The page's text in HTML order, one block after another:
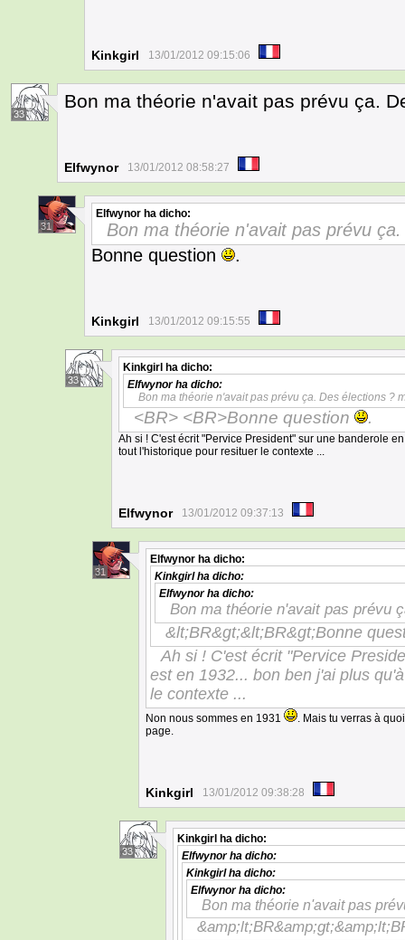
Kinkgirl 13/01/2012 09:15:06
33
Bon ma théorie n'avait pas prévu ça.
Elfwynor 13/01/2012 08:58:27
31
Elfwynor ha dicho:
Bon ma théorie n'avait pas prévu
Bonne question
.
Kinkgirl 13/01/2012 09:15:55
33
Kinkgirl ha dicho:
Elfwynorha dicho:
Bon ma théorie n'avait pas prévu ça. Des élections ?
<BR> <BR>Bonne question .
Ah si ! C'est écrit "Pervice President" sur une banderole
tout l'historique pour resituer le contexte ...
Elfwynor 13/01/2012 09:37:13
31
Elfwynor ha dicho:
Kinkgirlha dicho:
Elfwynorha dicho:
Bon ma théorie n'avait pas prévu
&lt;BR&gt;&lt;BR&gt;Bonne
Ah si ! C'est écrit "Pervice
est en 1932... bon ben j'ai plus
le contexte ...
Non nous sommes en 1931
. Mais tu verras à
page.
Kinkgirl 13/01/2012 09:38:28
33
Kinkgirl ha dicho:
Elfwynorha dicho:
Kinkgirlha dicho:
Elfwynorha dicho:
Bon ma théorie n'avait pas